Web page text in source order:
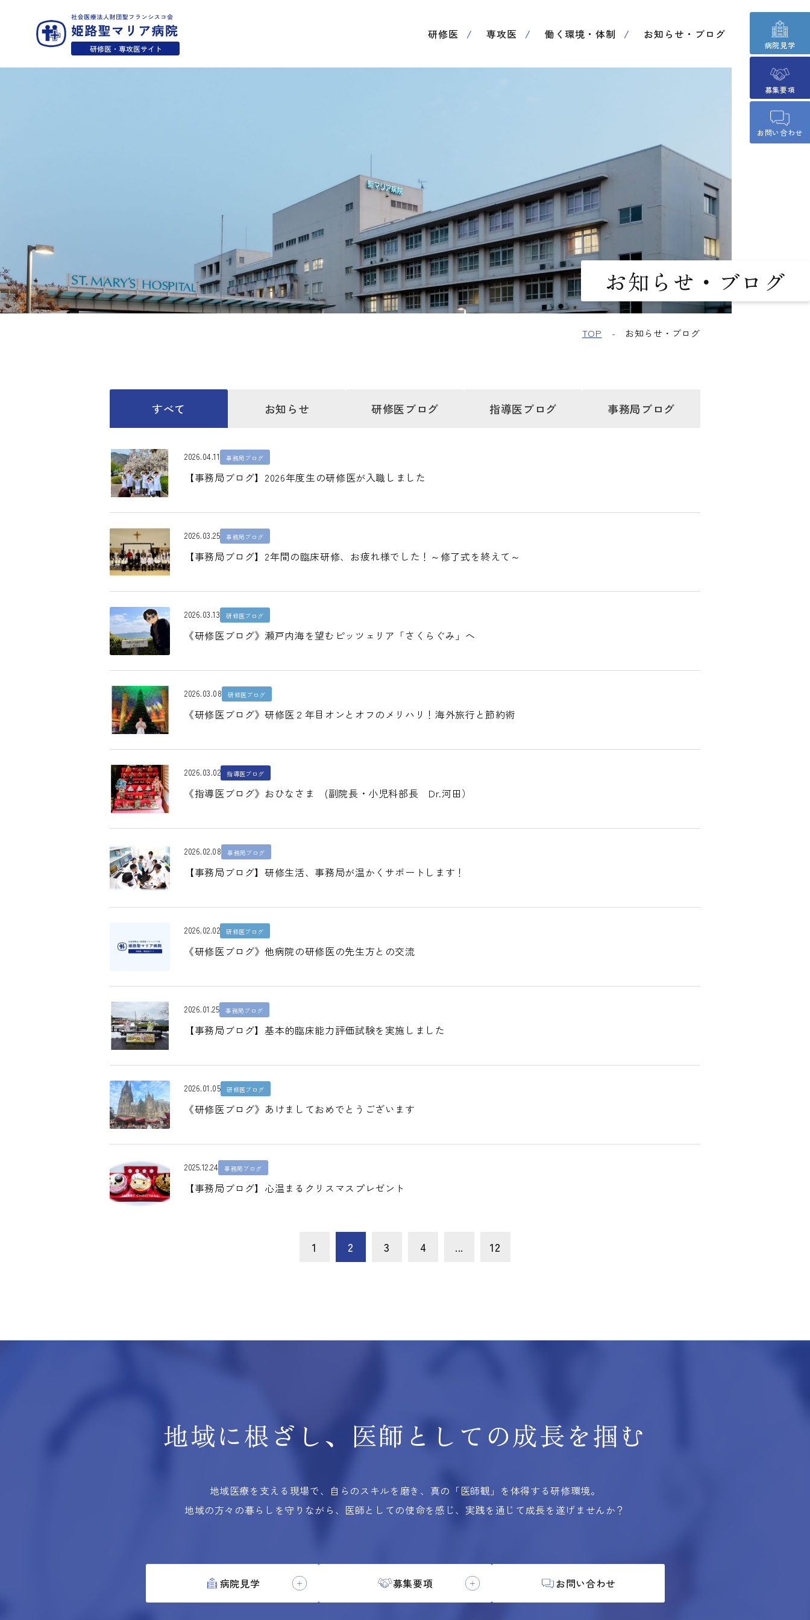
研修医 専攻医 働く環境・体制 お知らせ・ブログ
病院見学
募集要項
お問い合わせ
お知らせ・ブログ
TOP お知らせ・ブログ
すべて お知らせ 研修医ブログ 指導医ブログ 事務局 ブログ
2026.04.11 事務局ブログ
【事務局ブログ】2026年度生の研修医が入職しました
2026.03.25 事務局ブログ
【事務局ブログ】2年間の臨床研修、お疲れ様でした！～修了式を終えて～
2026.03.13 研修医ブログ
《研修医ブログ》瀬戸内海を望むピッツェリア「さくらぐみ」へ
2026.03.08 研修医ブログ
《研修医ブログ》研修医２年目オンとオフのメリハリ！海外旅行と節約術
2026.03.02 指導医ブログ
《指導医ブログ》おひなさま (副院長・小児科部長 Dr.河田）
2026.02.08 事務局ブログ
【事務局ブログ】研修生活、事務局が温かくサポートします！
2026.02.02 研修医ブログ
《研修医ブログ》他病院の研修医の先生方との交流
2026.01.25 事務局ブログ
【事務局ブログ】基本的臨床能力評価試験を実施しました
2026.01.05 研修医ブログ
《研修医ブログ》あけましておめでとうございます
2025.12.24 事務局ブログ
【事務局ブログ】心温まるクリスマスプレゼント
1 2 3 4 ... 12
地域に根ざし、 医師としての成長を掴む
地域医療を支える現場で、自らのスキルを磨き、 真の「医師観」を体得する研修環境。
地域の方々の暮らしを守りながら、医師としての使命を感じ、実践を通じて成長を遂げませんか？
病院見学 募集要項 お問い合わせ